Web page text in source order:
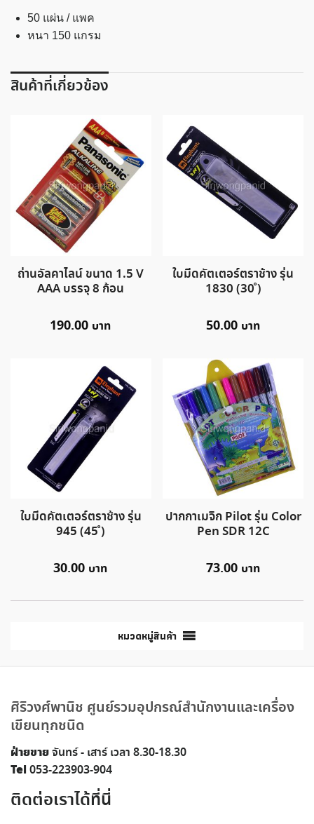
Double50 แผ่น / แพค
หนา 150 แกรม
สินค้าที่เกี่ยวข้อง
ถ่านอัลคาไลน์ ขนาด 1.5 V
AAA บรรจุ 8 ก้อน
190.00
ใบมีดคัตเตอร์ตราช้าง รุ่น
1830 (30 ํ)
50.00
ใบมีดคัตเตอร์ตราช้าง รุ่น
945 (45 ํ)
30.00
ปากกาเมจิก Pilot รุ่น Color
Pen SDR 12C
73.00
หมวดหมู่สินค้า
ศิริวงศ์พานิช ศูนย์รวมอุปกรณ์สำนักงานและเครื่อง
เขียนทุกชนิด
ฝ่ายขายจันทร์ - เสาร์ เวลา 8.30-18.30
Tel053-223903-904
ติดต่อเราได้ที่นี่